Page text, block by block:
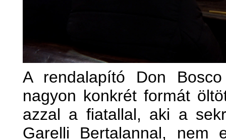
A rendalapító Don
nagyon konkrét formát
azzal a fiatallal, aki a
Garelli Bertalannal, nem